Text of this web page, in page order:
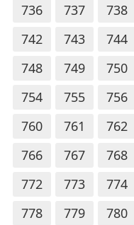
736
737 738
742
743 744
748
749 750
754
755 756
760
761 762
766
767 768
772
773 774
778
779 780